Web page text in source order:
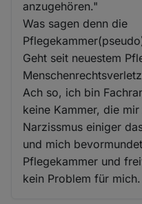
anzugehören."
Was sagen denn die
Geht seit neuestem
Ach so, ich bin
keine Kammer, die
Narzissmus einiger
und mich
Pflegekammer und
kein Problem für mich.